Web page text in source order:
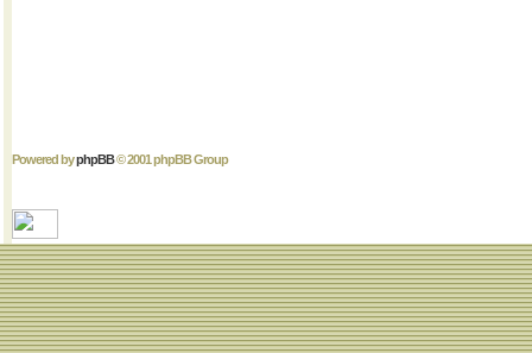
Powered byphpBB© 2001 phpBB Group